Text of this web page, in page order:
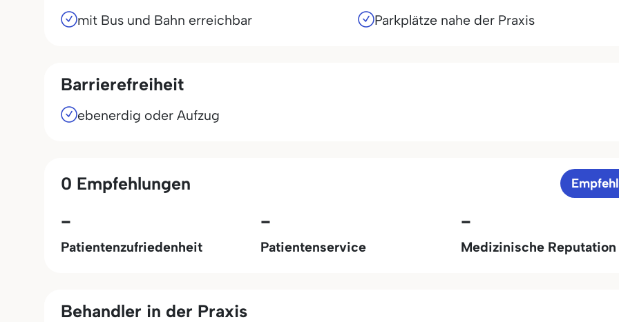
mit Bus und Bahn erreichbar Parkplätze nahe der Praxis
Barrierefreiheit
ebenerdig oder Aufzug
0 Empfehlungen
-
Patientenzufriedenheit
-
Patientenservice
-
Medizinische Reputation
Behandler in der Praxis